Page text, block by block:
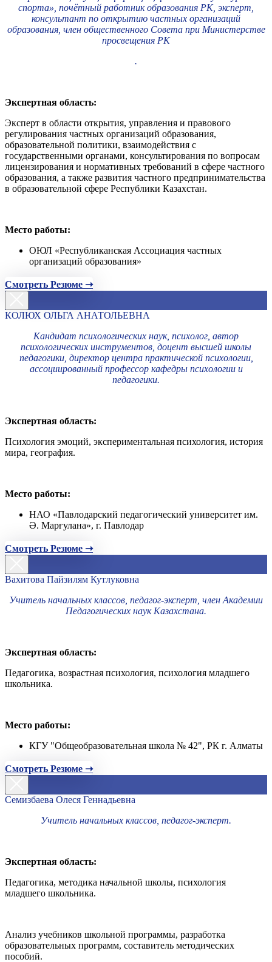
спорта», почётный работник образования РК, эксперт,
консультант по открытию частных организаций
образования, член общественного Совета при Министерстве
просвещения РК
.
Экспертная область:
Эксперт в области открытия, управления и правового
регулирования частных организаций образования,
образовательной политики, взаимодействия с
государственными органами, консультирования по вопросам
лицензирования и нормативных требований в сфере частного
образования, а также развития частного предпринимательства
в образовательной сфере Республики Казахстан.
Место работы:
ОЮЛ «Республиканская Ассоциация частных
организаций образования»
Смотреть Резюме ➝
КОЛЮХ ОЛЬГА АНАТОЛЬЕВНА
Кандидат психологических наук, психолог, автор
психологических инструментов, доцент высшей школы
педагогики, директор центра практической психологии,
ассоциированный профессор кафедры психологии и
педагогики.
Экспертная область:
Психология эмоций, экспериментальная психология, история
мира, география.
Место работы:
НАО «Павлодарский педагогический университет им.
Ә. Марғулана», г. Павлодар
Смотреть Резюме ➝
Вахитова Пайзилям Кутлуковна
Учитель начальных классов, педагог-эксперт, член Академии
Педагогических наук Казахстана.
Экспертная область:
Педагогика, возрастная психология, психология младшего
школьника.
Место работы:
КГУ "Общеобразовательная школа № 42", РК г. Алматы
Смотреть Резюме ➝
Семизбаева Олеся Геннадьевна
Учитель начальных классов, педагог-эксперт.
Экспертная область:
Педагогика, методика начальной школы, психология
младшего школьника.
Анализ учебников школьной программы, разработка
образовательных программ, составитель методических
пособий.